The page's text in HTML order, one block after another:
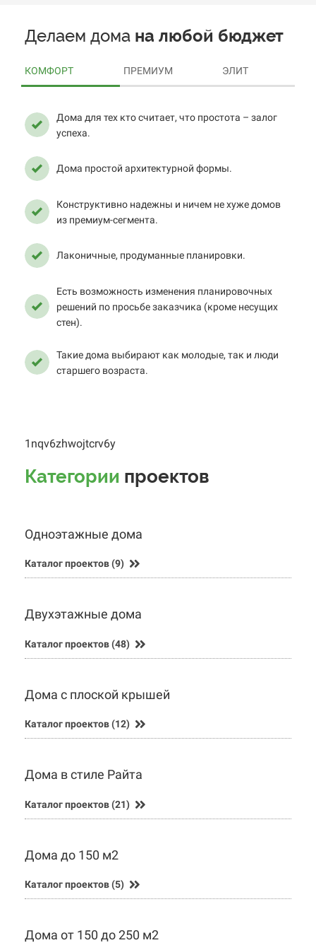
Делаем дома на любой бюджет
КОМФОРТ ПРЕМИУМ ЭЛИТ
Дома для тех кто считает, что простота – залог
успеха.
Дома простой архитектурной формы.
Конструктивно надежны и ничем не хуже домов
из премиум-сегмента.
Лаконичные, продуманные планировки.
Есть возможность изменения планировочных
решений по просьбе заказчика (кроме несущих
стен).
Такие дома выбирают как молодые, так и люди
старшего возраста.
Дома для тех, кто хочет почувствовать себя часть
чего-то большего.
Дома усложненной архитектурной формы.
Красивые европейские фасады с имитацией
бруса, различными вставками из дерева и
Дополнительно предусмотрена возможность
реализации крыльца, террасы, балкона и других
Есть возможность пристройки навеса из
Дома для тех, кто может позволить себе больше.
и продуманными планировками, несколькими
В комплектацию домов уже включены крыльцо,
гараж, терраса и навес.
1nqv6zhwojtcrv6y
Категории проектов
Одноэтажные дома
Каталог проектов (9)
Двухэтажные дома
Каталог проектов (48)
Дома с плоской крышей
Каталог проектов (12)
Дома в стиле Райта
Каталог проектов (21)
Дома до 150 м2
Каталог проектов (5)
Дома от 150 до 250 м2